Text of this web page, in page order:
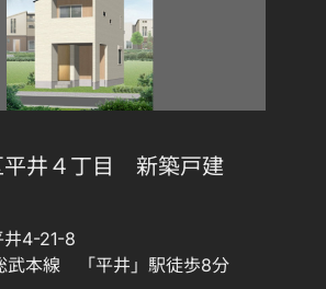
平井４丁目 新築戸建
井4-21-8
武本線 「平井」駅徒歩8分